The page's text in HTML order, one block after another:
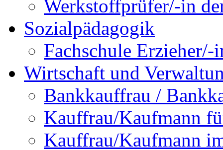
Werkstoffprüfer/-in
Sozialpädagogik
Fachschule
Wirtschaft und
Bankkauffrau /
Kauffrau/Kaufmann
Kauffrau/Kaufmann